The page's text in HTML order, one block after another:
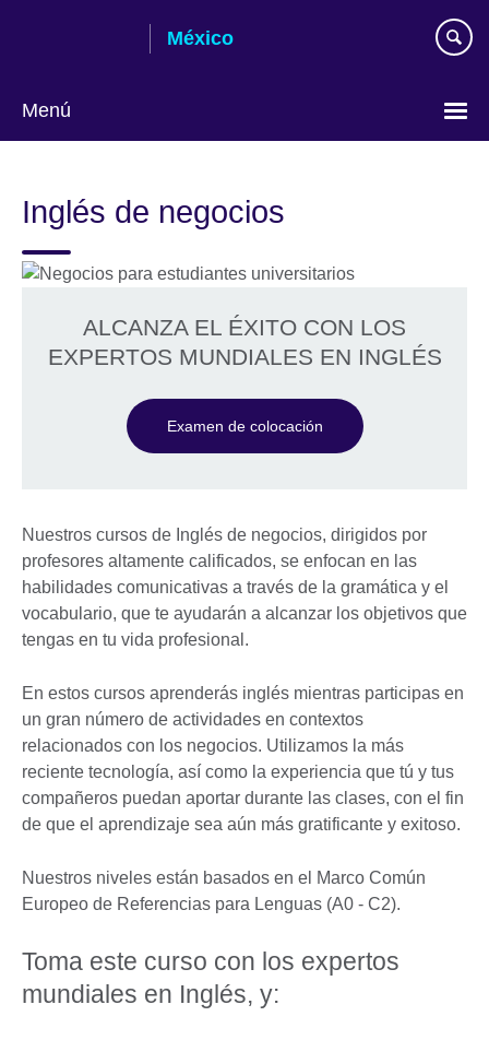
México
Menú
language
Inglés de negocios
ALCANZA EL ÉXITO CON LOS
EXPERTOS MUNDIALES EN INGLÉS
Examen de colocación
Nuestros cursos de Inglés de negocios, dirigidos por
profesores altamente calificados, se enfocan en las
habilidades comunicativas a través de la gramática y el
vocabulario, que te ayudarán a alcanzar los objetivos que
tengas en tu vida profesional.
En estos cursos aprenderás inglés mientras participas en
un gran número de actividades en contextos
relacionados con los negocios. Utilizamos la más
reciente tecnología, así como la experiencia que tú y tus
compañeros puedan aportar durante las clases, con el fin
de que el aprendizaje sea aún más gratificante y exitoso.
Nuestros niveles están basados en el Marco Común
Europeo de Referencias para Lenguas (A0 - C2).
Toma este curso con los expertos
mundiales en Inglés, y: